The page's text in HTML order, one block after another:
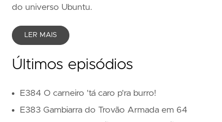
do universo Ubuntu.
LER MAIS
Últimos episódios
E384 O carneiro 'tá caro p'ra burro!
E383 Gambiarra do Trovão Armada em 64